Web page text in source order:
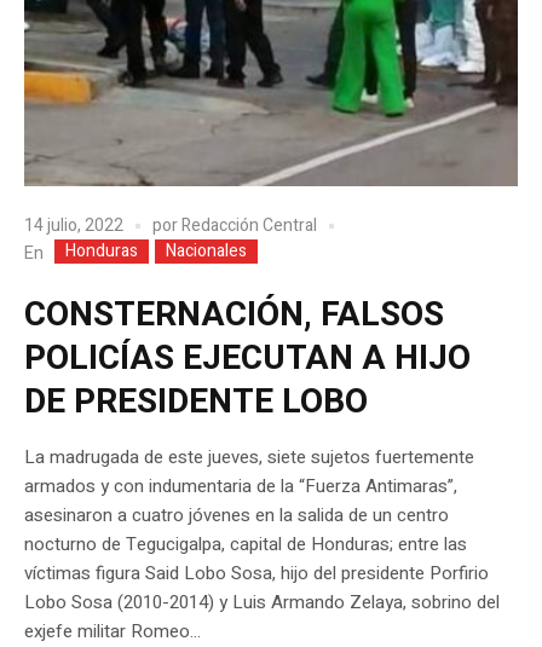
14 julio, 2022 porRedacción Central
En
Honduras Nacionales
CONSTERNACIÓN, FALSOS
POLICÍAS EJECUTAN A HIJO
DE PRESIDENTE LOBO
La madrugada de este jueves, siete sujetos fuertemente
armados y con indumentaria de la “Fuerza Antimaras”,
asesinaron a cuatro jóvenes en la salida de un centro
nocturno de Tegucigalpa, capital de Honduras; entre las
víctimas figura Said Lobo Sosa, hijo del presidente Porfirio
Lobo Sosa (2010-2014) y Luis Armando Zelaya, sobrino del
exjefe militar Romeo...